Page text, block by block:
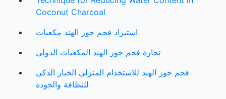
Coconut Charcoal
استيراد فحم جوز الهند مكعبات
تجارة فحم جوز الهند المكعبات الدولي
فحم جوز الهند للاستخدام المنزلي الخيار الذكي
للنظافة والجودة